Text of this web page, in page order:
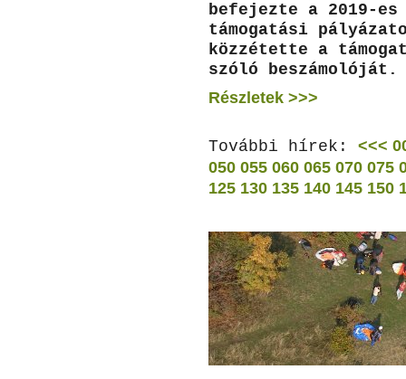
befejezte a 2019-
támogatási
közzétette a
szóló beszámolóját.
Részletek >>>
További hírek: <<<
050 055 060 065 070 075
125 130 135 140 145 150